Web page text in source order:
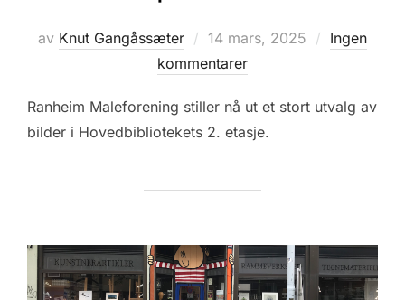
av Knut Gangåssæter
Posted
on
14 mars, 2025
Ingen
kommentarer
Ranheim Maleforening stiller nå ut et stort utvalg av
bilder i Hovedbibliotekets 2. etasje.